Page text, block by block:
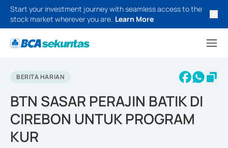
Start your investment journey with seamless access to the
stock market wherever you are. Learn More
BERITA HARIAN
BTN SASAR PERAJIN BATIK DI
CIREBON UNTUK PROGRAM
KUR